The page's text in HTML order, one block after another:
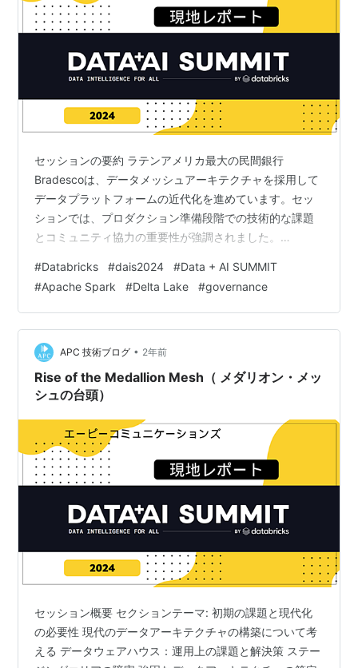
セッションの要約 ラテンアメリカ最大の民間銀行
Bradescoは、データメッシュアーキテクチャを採用して
データプラットフォームの近代化を進めています。セッ
ションでは、プロダクション準備段階での技術的な課題
とコミュニティ協力の重要性が強調されました。
長、時間に関する課題に直面しており、データメッシュ
への移行を決定しました。さらに、クラウドへの移行と
新しいデータプラットフォームの構築により、データ管
理の効率と信頼性が向上しました。Ingestion Managerと
MLOpsの導入により、データの処理能力が強化され、企
業のパフォーマンス向上…
#Databricks #dais2024 #Data + AI SUMMIT
#Apache Spark #Delta Lake #governance
APC 技術ブログ • 2年前
Rise of the Medallion Mesh（ メダリオン・メッ
シュの台頭）
セッション概要 セクションテーマ: 初期の課題と現代化
の必要性 現代のデータアーキテクチャの構築について考
える データウェアハウス：運用上の課題と解決策 ステー